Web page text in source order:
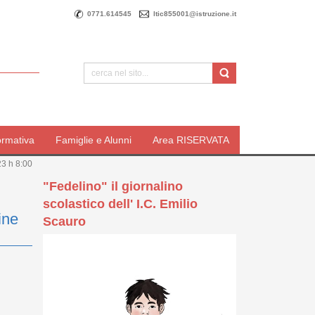
0771.614545 ltic855001@istruzione.it
Famiglie e Alunni Area RISERVATA
h 8:00
"Fedelino" il giornalino
scolastico dell' I.C. Emilio
Scauro